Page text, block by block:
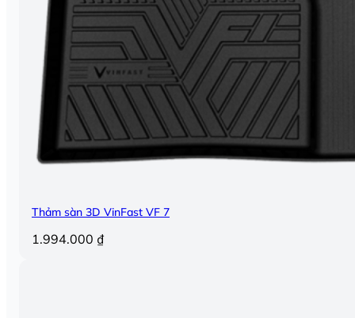
Thảm sàn 3D VinFast VF 7
1.994.000 ₫